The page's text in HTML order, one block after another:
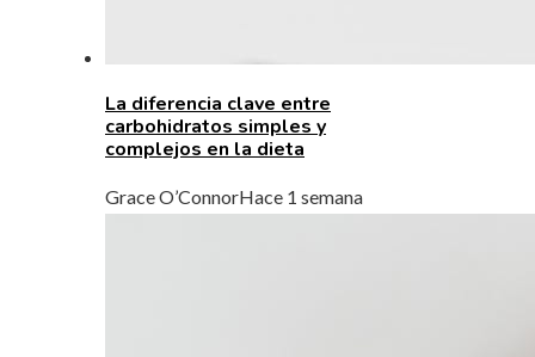
La diferencia clave entre
carbohidratos simples y
complejos en la dieta
Grace O’ConnorHace 1 semana